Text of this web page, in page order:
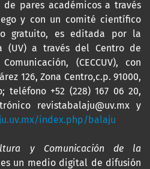
pares académicos a través
y con un comité científico
gratuito, es editada por la
(UV) a través del Centro de
(CECCUV), con
126, Zona Centro,c.p. 91000,
teléfono +52 (228) 167 06 20,
revistabalaju@uv.mx y
index.php/balaju
y Comunicación de la
es un medio digital de difusión